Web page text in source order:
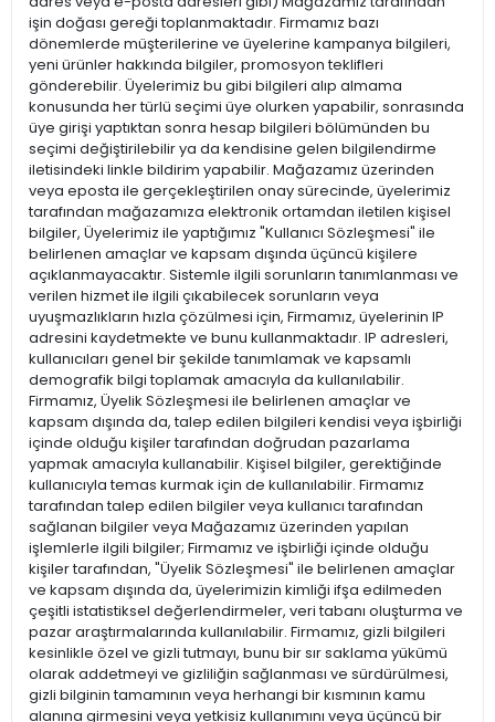
işin doğası gereği toplanmaktadır. Firmamız bazı
dönemlerde müşterilerine ve üyelerine kampanya bilgileri,
yeni ürünler hakkında bilgiler, promosyon teklifleri
gönderebilir. Üyelerimiz bu gibi bilgileri alıp almama
konusunda her türlü seçimi üye olurken yapabilir, sonrasında
üye girişi yaptıktan sonra hesap bilgileri bölümünden bu
seçimi değiştirilebilir ya da kendisine gelen bilgilendirme
iletisindeki linkle bildirim yapabilir. Mağazamız üzerinden
veya eposta ile gerçekleştirilen onay sürecinde, üyelerimiz
tarafından mağazamıza elektronik ortamdan iletilen kişisel
bilgiler, Üyelerimiz ile yaptığımız "Kullanıcı Sözleşmesi" ile
belirlenen amaçlar ve kapsam dışında üçüncü kişilere
açıklanmayacaktır. Sistemle ilgili sorunların tanımlanması ve
verilen hizmet ile ilgili çıkabilecek sorunların veya
uyuşmazlıkların hızla çözülmesi için, Firmamız, üyelerinin IP
adresini kaydetmekte ve bunu kullanmaktadır. IP adresleri,
kullanıcıları genel bir şekilde tanımlamak ve kapsamlı
demografik bilgi toplamak amacıyla da kullanılabilir.
Firmamız, Üyelik Sözleşmesi ile belirlenen amaçlar ve
kapsam dışında da, talep edilen bilgileri kendisi veya işbirliği
içinde olduğu kişiler tarafından doğrudan pazarlama
yapmak amacıyla kullanabilir. Kişisel bilgiler, gerektiğinde
kullanıcıyla temas kurmak için de kullanılabilir. Firmamız
tarafından talep edilen bilgiler veya kullanıcı tarafından
sağlanan bilgiler veya Mağazamız üzerinden yapılan
işlemlerle ilgili bilgiler; Firmamız ve işbirliği içinde olduğu
kişiler tarafından, "Üyelik Sözleşmesi" ile belirlenen amaçlar
ve kapsam dışında da, üyelerimizin kimliği ifşa edilmeden
çeşitli istatistiksel değerlendirmeler, veri tabanı oluşturma ve
pazar araştırmalarında kullanılabilir. Firmamız, gizli bilgileri
kesinlikle özel ve gizli tutmayı, bunu bir sır saklama yükümü
olarak addetmeyi ve gizliliğin sağlanması ve sürdürülmesi,
gizli bilginin tamamının veya herhangi bir kısmının kamu
alanına girmesini veya yetkisiz kullanımını veya üçüncü bir